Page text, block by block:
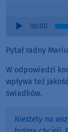
Audio
00:00
Pytał radny
W odpowiedzi
wpływa też
świadków.
Niestety na